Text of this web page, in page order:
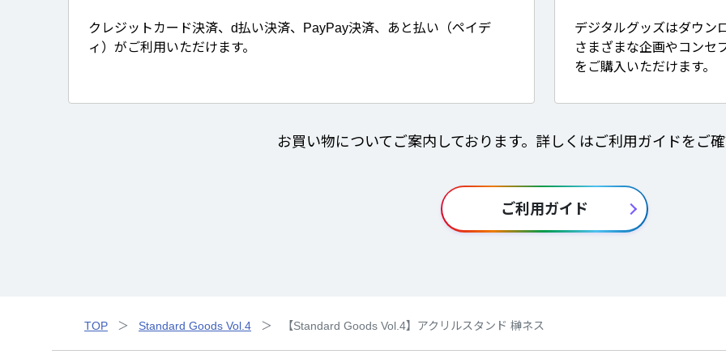
クレジットカード決済、d払い決済、PayPay決済、あと払い（ペイデ
ィ）がご利用いただけます。
デジタルグッズはダウン
さまざまな企画やコンセ
をご購入いただけます。
お買い物についてご案内しております。詳しくはご利用ガイドをご
ご利用ガイド
TOP Standard Goods Vol.4 【Standard Goods Vol.4】アクリルスタンド 榊ネス